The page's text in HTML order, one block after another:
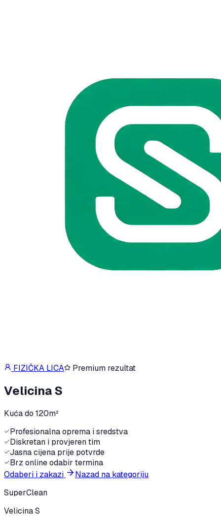
FIZIČKA LICA Premium rezultat
Velicina S
Kuća do 120m²
Profesionalna oprema i sredstva
Diskretan i provjeren tim
Jasna cijena prije potvrde
Brz online odabir termina
Odaberi i zakazi
Nazad na kategoriju
SuperClean
Velicina S